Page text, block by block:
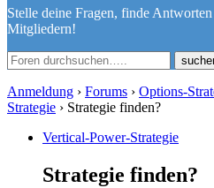
Stelle deine Fragen, finde
Mitgliedern!
Anmeldung › Forums › Options-
Strategie › Strategie finden?
Vertical-Power-Strategie
Strategie finden?